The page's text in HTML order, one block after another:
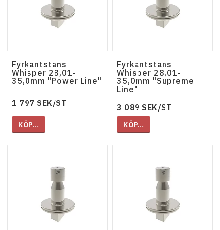
Fyrkantstans
Whisper 28,01-
35,0mm "Power Line"
1 797 SEK/ST
KÖP…
Fyrkantstans
Whisper 28,01-
35,0mm "Supreme
Line"
3 089 SEK/ST
KÖP…